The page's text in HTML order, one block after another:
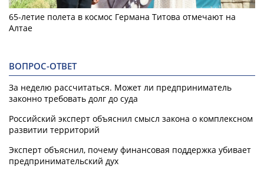
65-летие полета в космос Германа Титова отмечают на
Алтае
ВОПРОС-ОТВЕТ
За неделю рассчитаться. Может ли предприниматель
законно требовать долг до суда
Российский эксперт объяснил смысл закона о комплексном
развитии территорий
Эксперт объяснил, почему финансовая поддержка убивает
предпринимательский дух